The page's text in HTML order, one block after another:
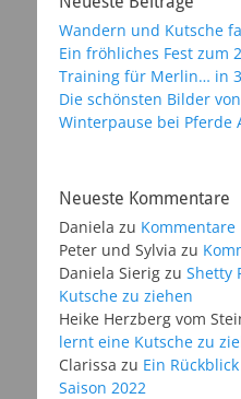
Wandern und Kutsche
Ein fröhliches Fest zum
Training für Merlin… in
Die schönsten Bilder
Winterpause bei Pferde
Neueste Kommentare
Daniela zu Kommentare
Peter und Sylvia zu
Daniela Sierig zu Shetty
Kutsche zu ziehen
Heike Herzberg vom
lernt eine Kutsche zu
Clarissa zu Ein
Saison 2022